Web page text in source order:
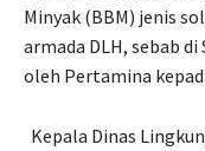
Minyak (BBM) jenis
armada DLH, sebab
oleh Pertamina
Kepala Dinas